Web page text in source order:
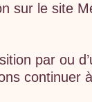
le site
par
continuer